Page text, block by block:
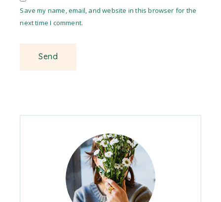
Save my name, email, and website in this browser for the
next time I comment.